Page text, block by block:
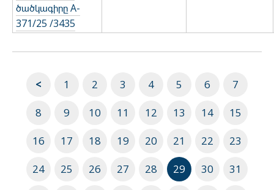
ծածկագիրը A-
371/25 /3435
< 1 2 3 4 5 6
7
8
9 10 11 12 13 14
15
16
17 18 19 20 21 22
23
24
25 26 27 28 29 30
31